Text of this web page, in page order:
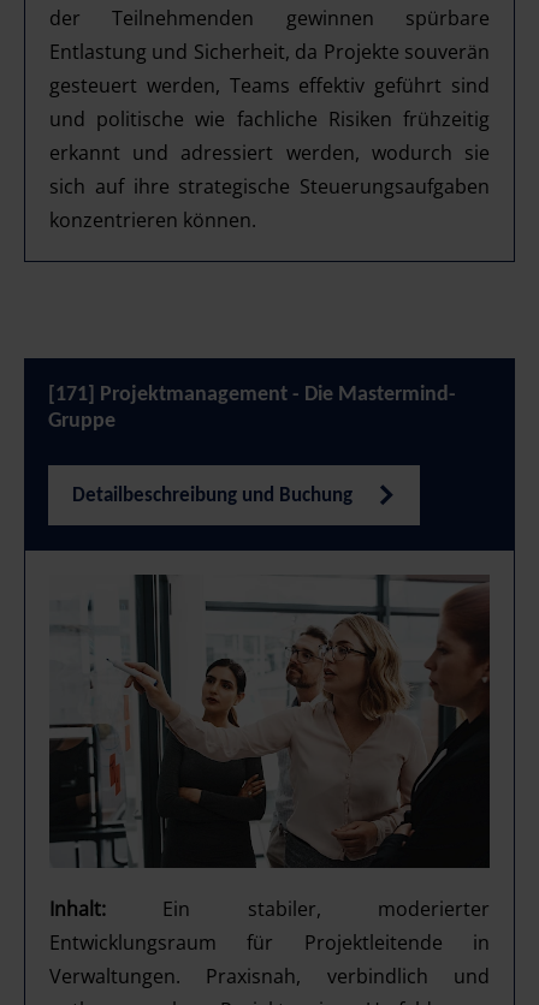
der Teilnehmenden gewinnen spürbare
Entlastung und Sicherheit, da Projekte souverän
gesteuert werden, Teams effektiv geführt sind
und politische wie fachliche Risiken frühzeitig
erkannt und adressiert werden, wodurch sie
sich auf ihre strategische Steuerungsaufgaben
konzentrieren können.
[171] Projektmanagement - Die Mastermind-
Gruppe
Detailbeschreibung und Buchung
Inhalt: Ein stabiler, moderierter
Entwicklungsraum für Projektleitende in
Verwaltungen. Praxisnah, verbindlich und